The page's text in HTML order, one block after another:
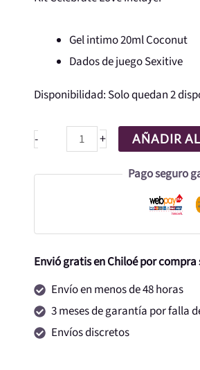
Gel intimo 20ml Coconut
Dados de juego Sexitive
Disponibilidad: Solo quedan 2
- + AÑADIR
Pago seguro
Envió gratis en Chiloé por compra
Envío en menos de 48 horas
3 meses de garantía por falla
Envíos discretos